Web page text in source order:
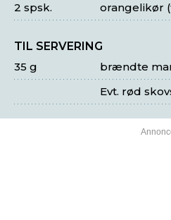
orangelikør
2 spsk.
TIL SERVERING
brændte
35 g
Evt. rød